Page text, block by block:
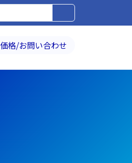
価格/お問い合わせ